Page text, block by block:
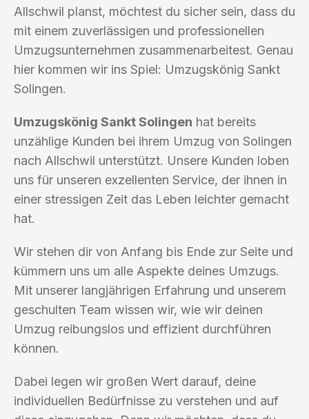
Allschwil planst, möchtest du sicher sein, dass du
mit einem zuverlässigen und professionellen
Umzugsunternehmen zusammenarbeitest. Genau
hier kommen wir ins Spiel: Umzugskönig Sankt
Solingen.
Umzugskönig Sankt Solingen hat bereits
unzählige Kunden bei ihrem Umzug von Solingen
nach Allschwil unterstützt. Unsere Kunden loben
uns für unseren exzellenten Service, der ihnen in
einer stressigen Zeit das Leben leichter gemacht
hat.
Wir stehen dir von Anfang bis Ende zur Seite und
kümmern uns um alle Aspekte deines Umzugs.
Mit unserer langjährigen Erfahrung und unserem
geschulten Team wissen wir, wie wir deinen
Umzug reibungslos und effizient durchführen
können.
Dabei legen wir großen Wert darauf, deine
individuellen Bedürfnisse zu verstehen und auf